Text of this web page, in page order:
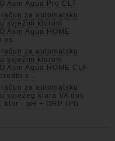
Asin Aqua Pro CLT
za automatsku
svježim klorom
Asin Aqua HOME
vs.
za automatsku
svježim klorom
Asin Aqua HOME CLF
s...
za automatsku
svježeg klora VA dos
klor - pH + ORP (Pt)